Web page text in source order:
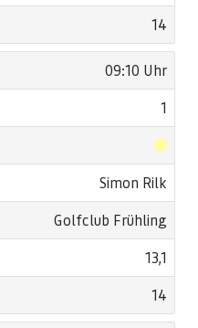
14
09:10 Uhr
1
Simon Rilk
Golfclub Frühling
13,1
14